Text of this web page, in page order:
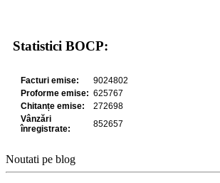
Statistici BOCP:
Noutati pe blog